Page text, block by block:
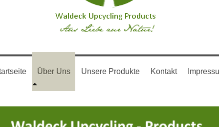
Über Uns Unsere Produkte Kontakt